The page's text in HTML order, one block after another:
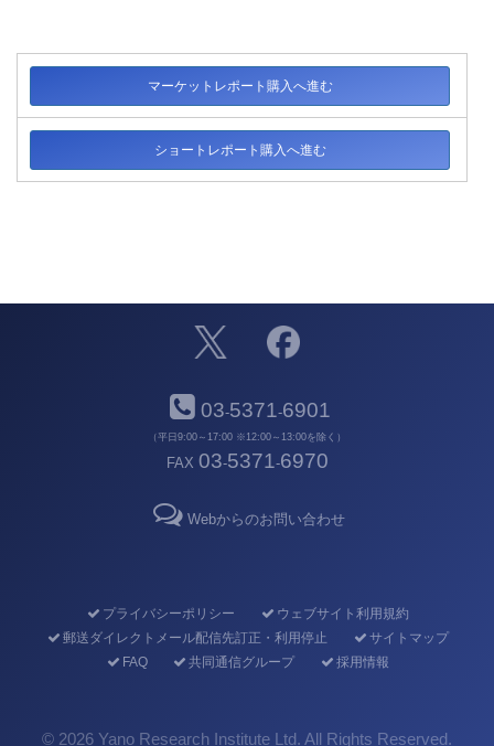
マーケットレポート購入へ進む
ショートレポート購入へ進む
03-5371-6901
（平日9:00～17:00 ※12:00～13:00を除く）
FAX 03-5371-6970
Webからのお問い合わせ
プライバシーポリシー
ウェブサイト利用規約
郵送ダイレクトメール配信先訂正・利用停止
サイトマップ
FAQ
共同通信グループ 採用情報
© 2026 Yano Research Institute Ltd. All Rights Reserved.